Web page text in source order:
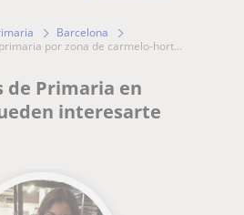
Barcelona
por zona de carmelo-hort...
de Primaria en
interesarte